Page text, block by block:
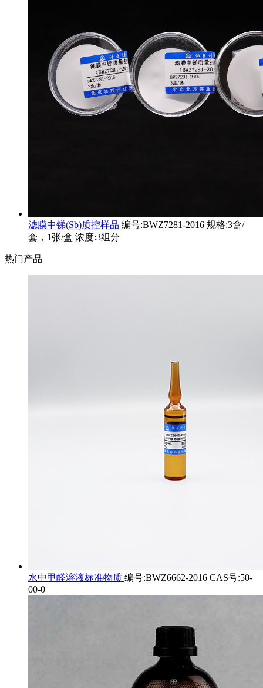
滤膜中锑(Sb)质控样品 编号:BWZ7281-2016 规格:3盒/
套，1张/盒 浓度:3组分
热门产品
水中甲醛溶液标准物质 编号:BWZ6662-2016 CAS号:50-
00-0